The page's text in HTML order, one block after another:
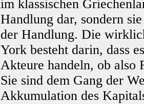
im klassischen
Handlung dar, sondern
der Handlung. Die
York besteht darin, dass
Akteure handeln, ob also
Sie sind dem Gang der
Akkumulation des